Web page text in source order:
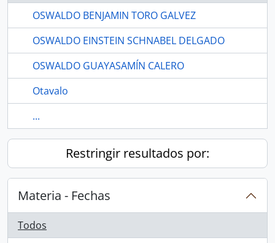
OSWALDO BENJAMIN TORO GALVEZ
OSWALDO EINSTEIN SCHNABEL DELGADO
OSWALDO GUAYASAMÍN CALERO
Otavalo
...
Restringir resultados por:
Materia - Fechas
Todos